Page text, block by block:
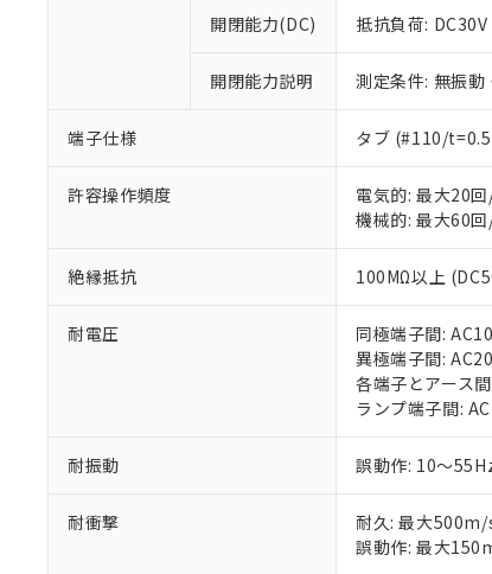
開閉能力(DC) 抵抗負荷:
開閉能力説明 測定条件: 無振
端子仕様 タブ (#110/
許容操作頻度
電気的: 最大20
機械的: 最大60
絶縁抵抗 100MΩ以上
耐電圧
同極端子間:
異極端子間:
各端子とアース
ランプ端子間:
耐振動 誤動作: 10～
耐衝撃 耐久: 最大500m/
誤動作: 最大
ご利用
本サー
くもの
当社制
在庫状
い。
正式な
当社販
オムロ
在庫状
す。
マイパ
ている
が、当
さい。
※当社
対応予定なし
調査・確認
仕入先様の事
があります。
*EU RoHS指令（
六価クロム
フタル酸ビス(2-
ル（DBP）
但し、RoHS指令
フタル酸エステ
※2 対応予
部品在庫の切
※3 非含有
下記の非含有
※1 中国
「○」：最大
「×」：最
*中国RoHS10物
Pb(鉛) :1000ppm
DBP(フタル酸ジ
※2 環境保
「ｅ」：有害
「10」：通
味します。
「－」：未確
当社は
う）を
などの
ます。
当社は
当社は
また当
たしま
記
号
説
○ 一
△ 一
－
在
機
空
白
受